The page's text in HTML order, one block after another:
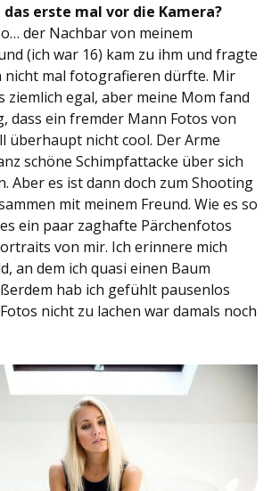
erste mal vor die Kamera?
der Nachbar von meinem
(ich war 16) kam zu ihm und fragte
nicht mal fotografieren dürfte. Mir
ziemlich egal, aber meine Mom fand
dass ein fremder Mann Fotos von
überhaupt nicht cool. Der Arme
schöne Schimpfattacke über sich
Aber es ist dann doch zum Shooting
mit meinem Freund. Wie es so
ein paar zaghafte Pärchenfotos
von mir. Ich erinnere mich
an dem ich quasi einen Baum
hab ich gefühlt pausenlos
nicht zu lachen war damals noch